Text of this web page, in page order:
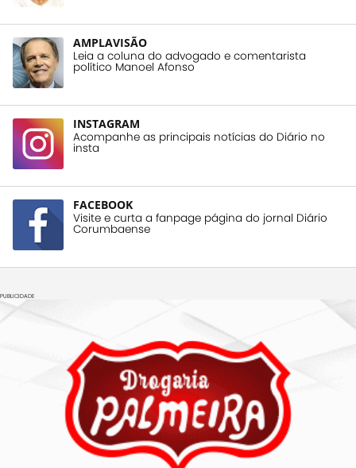
AMPLAVISÃO
Leia a coluna do advogado e comentarista
político Manoel Afonso
INSTAGRAM
Acompanhe as principais notícias do Diário no
insta
FACEBOOK
Visite e curta a fanpage página do jornal Diário
Corumbaense
PUBLICIDADE